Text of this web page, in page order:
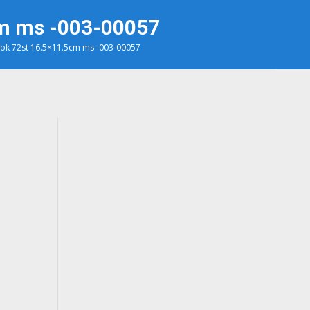
ms -003-00057
72st 16.5×11.5cm ms -003-00057